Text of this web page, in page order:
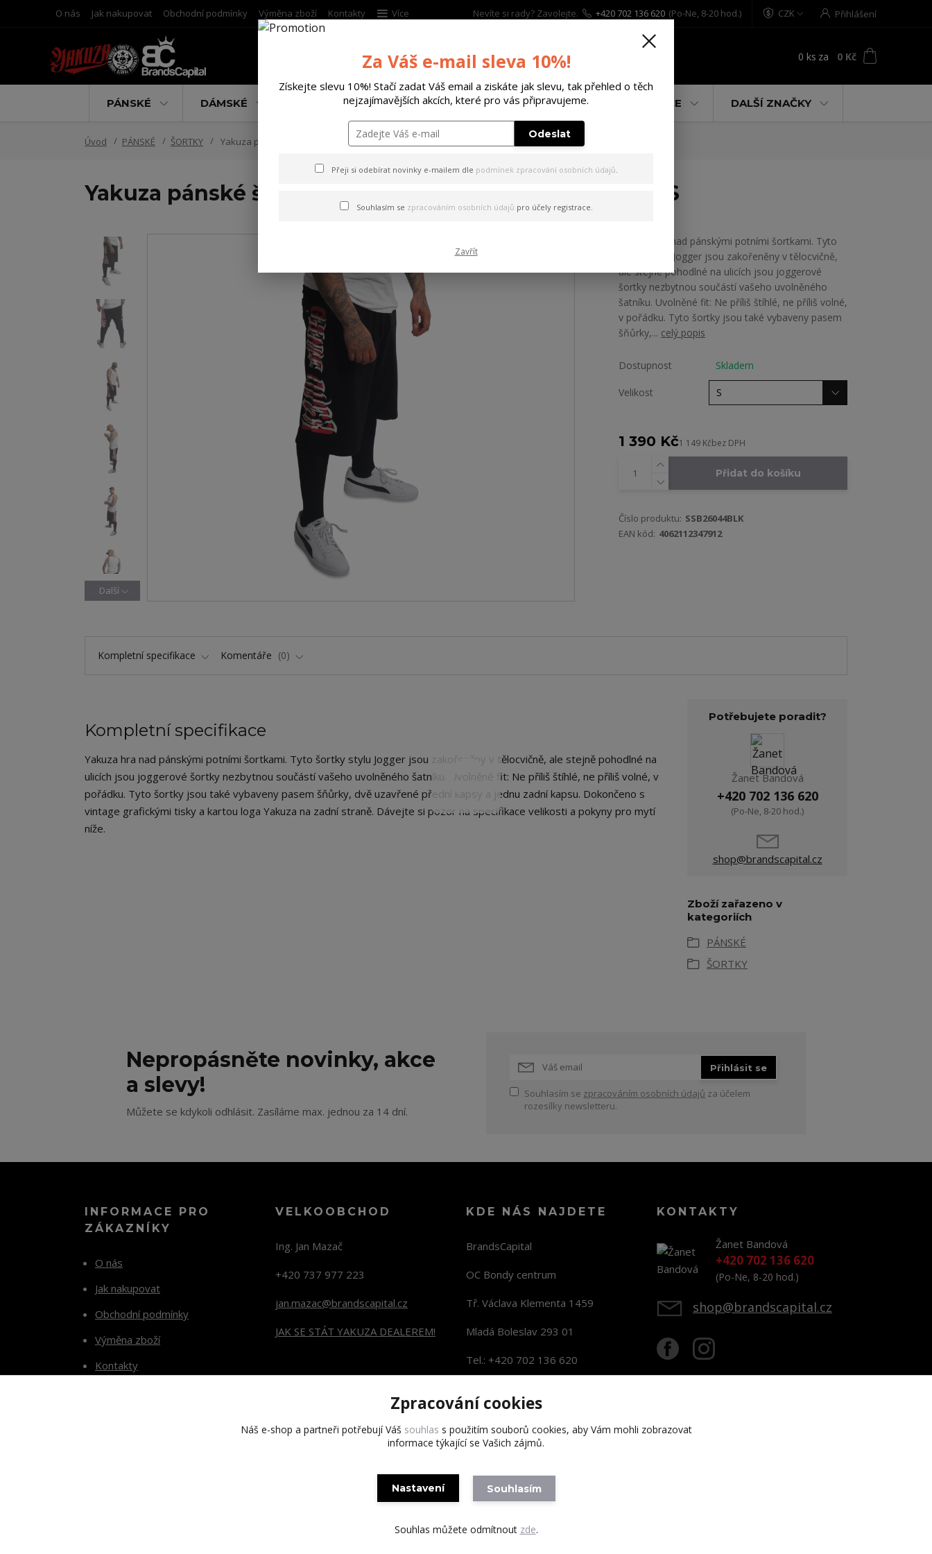
O nás Jak nakupovat Obchodní podmínky Výměna zboží Kontakty Více CZK Přihlášení
Nevíte si rady? Zavolejte. +420 702 136 620 (Po-Ne, 8-20 hod.)
0 ks za 0 Kč
PÁNSKÉ DÁMSKÉ DOPLŇKY DÁRKOVÉ POUKAZY % AKCE DALŠÍ ZNAČKY
Úvod PÁNSKÉ ŠORTKY Yakuza pánské šortky Game Over Sweat Shorts black S
Yakuza pánské šortky Game Over Sweat Shorts black S
Další
Yakuza hra nad pánskými potními šortkami. Tyto
šortky stylu Jogger jsou zakořeněny v tělocvičně,
ale stejně pohodlné na ulicích jsou joggerové
šortky nezbytnou součástí vašeho uvolněného
šatníku. Uvolněné fit: Ne příliš štíhlé, ne příliš volné,
v pořádku. Tyto šortky jsou také vybaveny pasem
šňůrky,... celý popis
Dostupnost Skladem
Velikost
1 390 Kč1 149 Kčbez DPH
Přidat do košíku
Číslo produktu: SSB26044BLK
EAN kód: 4062112347912
Kompletní specifikace Komentáře 0
Kompletní specifikace
Yakuza hra nad pánskými potními šortkami. Tyto šortky stylu Jogger jsou zakořeněny v tělocvičně, ale stejně pohodlné na
ulicích jsou joggerové šortky nezbytnou součástí vašeho uvolněného šatníku. Uvolněné fit: Ne příliš štíhlé, ne příliš volné, v
pořádku. Tyto šortky jsou také vybaveny pasem šňůrky, dvě uzavřené přední kapsy a jednu zadní kapsu. Dokončeno s
vintage grafickými tisky a kartou loga Yakuza na zadní straně. Dávejte si pozor na specifikace velikosti a pokyny pro mytí
níže.
Potřebujete poradit?
Žanet Bandová
+420 702 136 620
(Po-Ne, 8-20 hod.)
shop@brandscapital.cz
Zboží zařazeno v
kategoriích
PÁNSKÉ
ŠORTKY
Nepropásněte novinky, akce
a slevy!
Můžete se kdykoli odhlásit. Zasíláme max. jednou za 14 dní.
Přihlásit se
Souhlasím se zpracováním osobních údajů za účelem
rozesílky newsletteru.
INFORMACE PRO
ZÁKAZNÍKY
O nás
Jak nakupovat
Obchodní podmínky
Výměna zboží
Kontakty
VELKOOBCHOD
Ing. Jan Mazač
+420 737 977 223
jan.mazac@brandscapital.cz
JAK SE STÁT YAKUZA DEALEREM!
KDE NÁS NAJDETE
BrandsCapital
OC Bondy centrum
Tř. Václava Klementa 1459
Mladá Boleslav 293 01
Tel.: +420 702 136 620
KONTAKTY
Žanet Bandová
+420 702 136 620
(Po-Ne, 8-20 hod.)
shop@brandscapital.cz
Copyright 2020 BrandsCapital s.r.o.
Za Váš e-mail sleva 10%!
Získejte slevu 10%! Stačí zadat Váš email a ziskáte jak slevu, tak přehled o těch
nejzajímavějších akcích, které pro vás připravujeme.
Odeslat
Přeji si odebírat novinky e-mailem dle podmínek zpracování osobních údajů.
Souhlasím se zpracováním osobních údajů pro účely registrace.
Zavřít
Zpracování cookies
Náš e-shop a partneři potřebují Váš souhlas s použitím souborů cookies, aby Vám mohli zobrazovat
informace týkající se Vašich zájmů.
Nastavení Souhlasím
Souhlas můžete odmítnout zde.